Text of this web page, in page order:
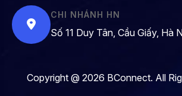
CHI NHÁNH HN
Số 11 Duy Tân, Cầu Giấy, Hà
Copyright @ 2026 BConnect. All